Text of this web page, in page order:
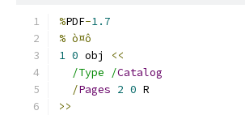
%PDF-1.7
% ò¤ô
1 0 obj
<<
/Type /Catalog
/Pages 2 0 R
>>